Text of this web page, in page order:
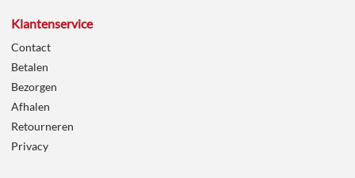
Klantenservice
Contact
Betalen
Bezorgen
Afhalen
Retourneren
Privacy